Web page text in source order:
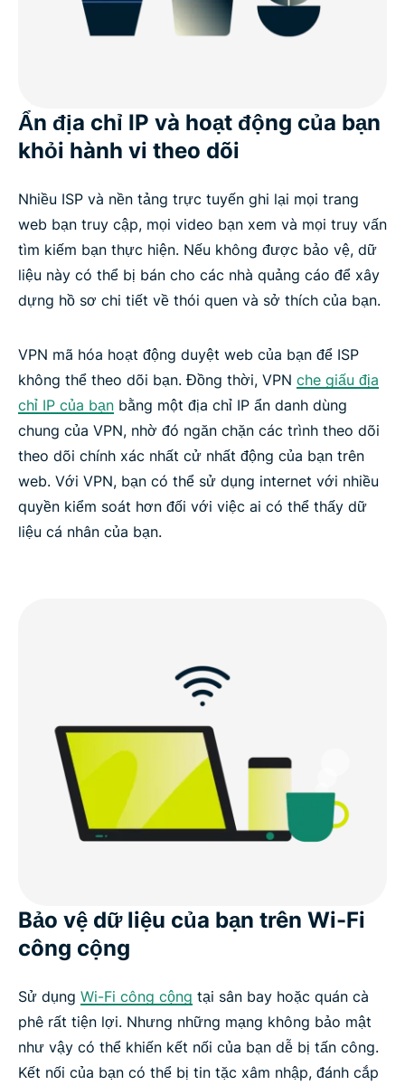
Ẩn địa chỉ IP và hoạt động của bạn
khỏi hành vi theo dõi
Nhiều ISP và nền tảng trực tuyến ghi lại mọi trang
web bạn truy cập, mọi video bạn xem và mọi truy vấn
tìm kiếm bạn thực hiện. Nếu không được bảo vệ, dữ
liệu này có thể bị bán cho các nhà quảng cáo để xây
dựng hồ sơ chi tiết về thói quen và sở thích của bạn.
VPN mã hóa hoạt động duyệt web của bạn để ISP
không thể theo dõi bạn. Đồng thời, VPN che giấu địa
chỉ IP của bạn bằng một địa chỉ IP ẩn danh dùng
chung của VPN, nhờ đó ngăn chặn các trình theo dõi
theo dõi chính xác nhất cử nhất động của bạn trên
web. Với VPN, bạn có thể sử dụng internet với nhiều
quyền kiểm soát hơn đối với việc ai có thể thấy dữ
liệu cá nhân của bạn.
Bảo vệ dữ liệu của bạn trên Wi-Fi
công cộng
Sử dụng Wi-Fi công cộng tại sân bay hoặc quán cà
phê rất tiện lợi. Nhưng những mạng không bảo mật
như vậy có thể khiến kết nối của bạn dễ bị tấn công.
Kết nối của bạn có thể bị tin tặc xâm nhập, đánh cắp